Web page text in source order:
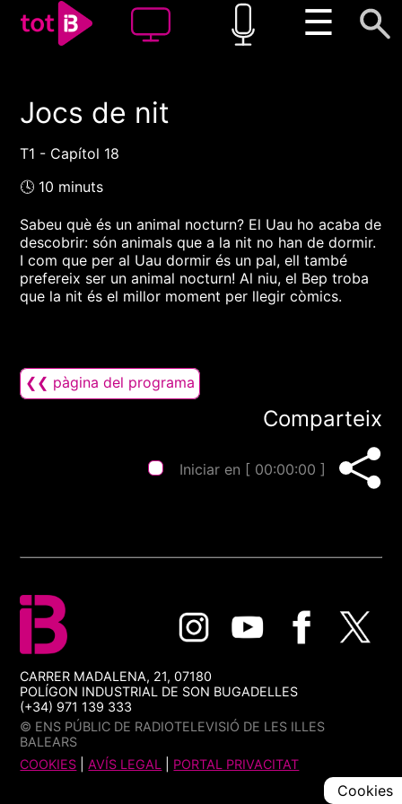
☰
00:00 00:00
Jocs de nit
T1 - Capítol 18
🕓 10 minuts
Sabeu què és un animal nocturn? El Uau ho acaba de
descobrir: són animals que a la nit no han de dormir.
I com que per al Uau dormir és un pal, ell també
prefereix ser un animal nocturn! Al niu, el Bep troba
que la nit és el millor moment per llegir còmics.
❮❮ pàgina del programa
Comparteix
Iniciar en [ 00:00:00 ]
CARRER MADALENA, 21, 07180
POLÍGON INDUSTRIAL DE SON BUGADELLES
(+34) 971 139 333
© ENS PÚBLIC DE RADIOTELEVISIÓ DE LES ILLES
BALEARS
COOKIES |AVÍS LEGAL PORTAL PRIVACITAT
Cookies